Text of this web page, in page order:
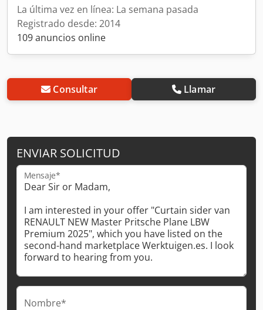
La última vez en línea: La semana pasada
Registrado desde: 2014
109 anuncios online
Consultar Llamar
ENVIAR SOLICITUD
Mensaje*
Nombre*